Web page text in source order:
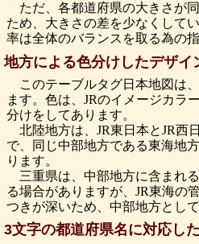
ただ、各都道府県の大きさが
ため、大きさの差を少なくして
率は全体のバランスを取る為の
地方による色分けしたデザイ
このテーブルタグ日本地図は
ます。色は、JRのイメージカラ
分けをしてあります。
北陸地方は、JR東日本とJR西
で、同じ中部地方である東海地
ります。
三重県は、中部地方に含まれ
る場合がありますが、JR東海の
つきが深いため、中部地方として
3文字の都道府県名に対応し